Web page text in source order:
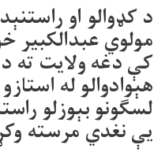
د کډوالو او
مولوي
کې دغه ولایت ته
هېوادوالو له
لسګونو بېوزلو
یې نغدي مرسته